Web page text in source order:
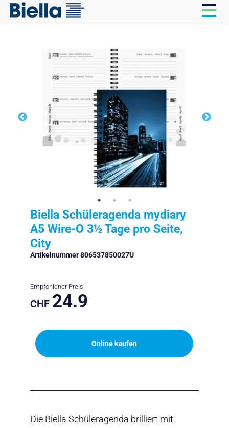
Biella Schüleragenda mydiary
A5 Wire-O 3½ Tage pro Seite,
City
Artikelnummer 806537850027U
Empfohlener Preis
CHF 24.9
Online kaufen
Die Biella Schüleragenda brilliert mit
Cookie-Einstellungen